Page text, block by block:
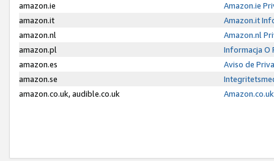
amazon.ie
Amazon.ie
amazon.it
Amazon.it
amazon.nl
Amazon.nl
amazon.pl
Informacja O
amazon.es
Aviso de
amazon.se
amazon.co.uk, audible.co.uk